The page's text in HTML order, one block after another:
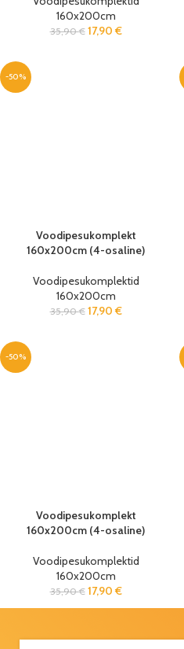
160x200cm
35,90€ 17,90 €
-50%
Voodipesukomplekt
160x200cm (4-osaline)
Voodipesukomplektid
160x200cm
35,90€ 17,90 €
-50%
Voodipesukomplekt
160x200cm (4-osaline)
Voodipesukomplektid
160x200cm
35,90€ 17,90 €